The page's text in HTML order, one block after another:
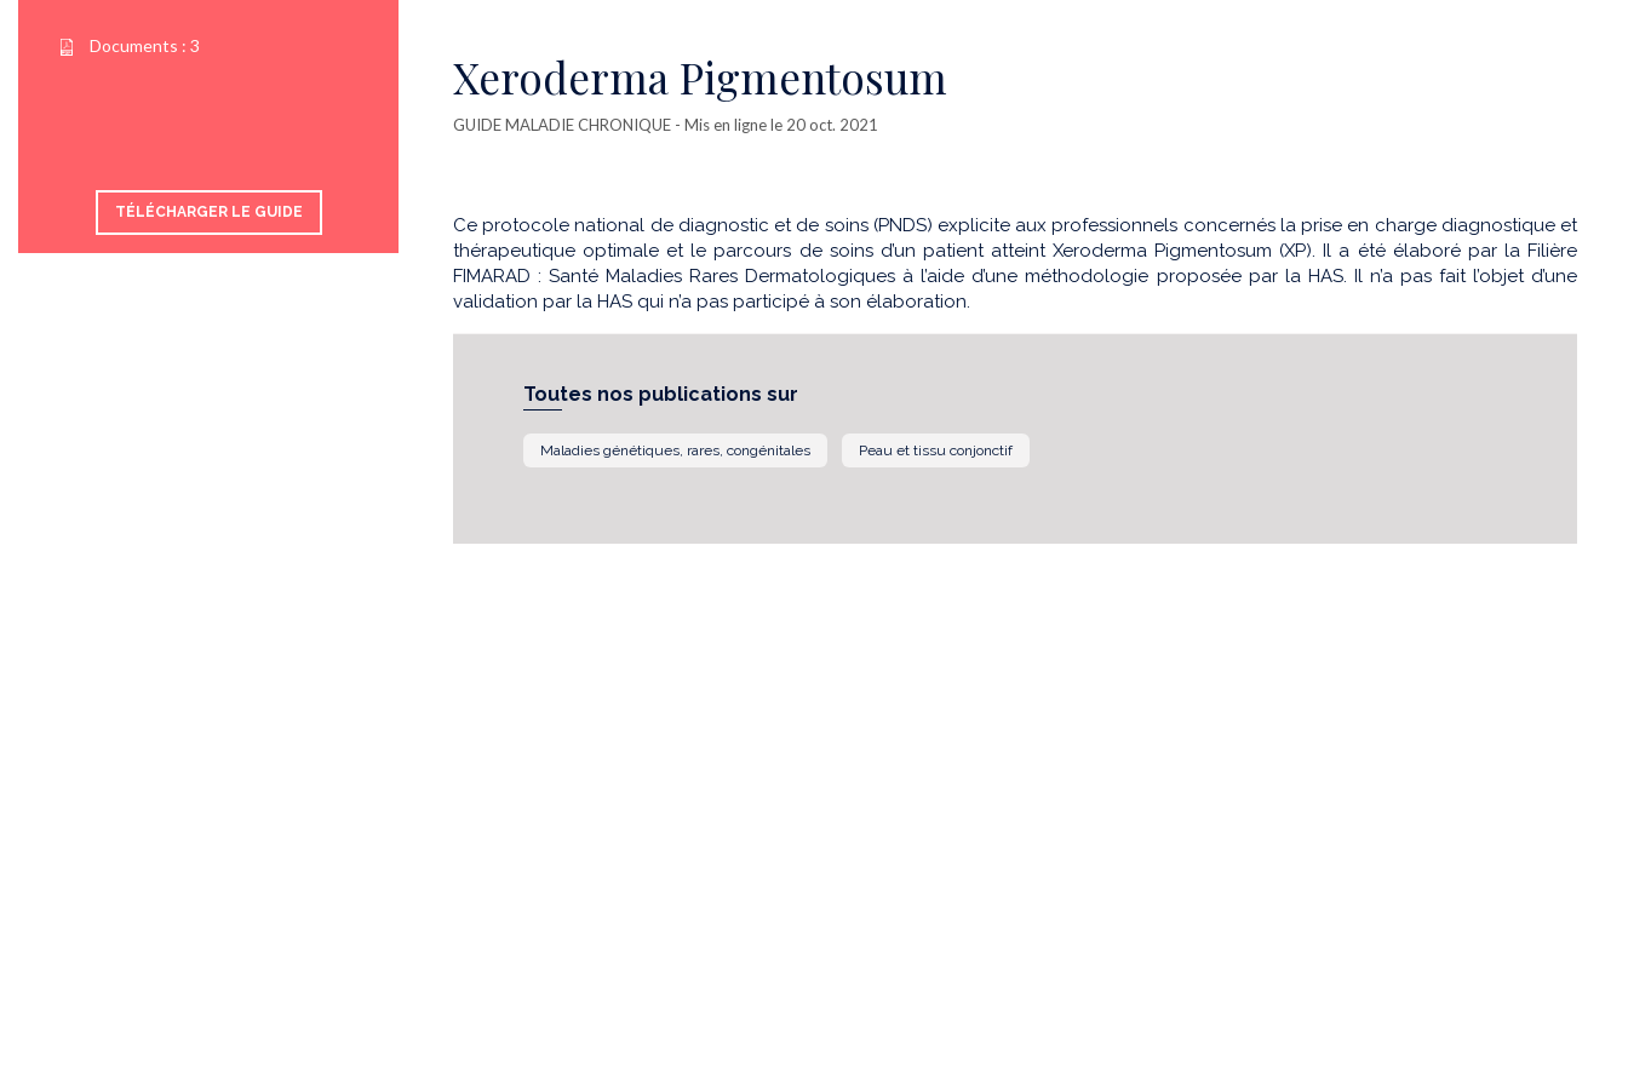
Documents : 3
TÉLÉCHARGER LE GUIDE
Xeroderma Pigmentosum
GUIDE MALADIE CHRONIQUE - Mis en ligne le 20 oct. 2021
Ce protocole national de diagnostic et de soins (PNDS) explicite aux professionnels concernés la prise en charge diagnostique et
thérapeutique optimale et le parcours de soins d’un patient atteint Xeroderma Pigmentosum (XP). Il a été élaboré par la Filière
FIMARAD : Santé Maladies Rares Dermatologiques à l’aide d’une méthodologie proposée par la HAS. Il n’a pas fait l’objet d’une
validation par la HAS qui n’a pas participé à son élaboration.
Toutes nos publications sur
Maladies génétiques, rares, congénitales Peau et tissu conjonctif